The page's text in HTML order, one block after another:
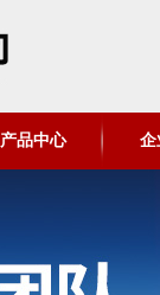
产品中心 企